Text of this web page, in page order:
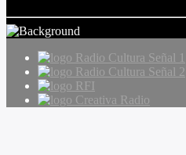
Radio Cultura Señal 1
Radio Cultura Señal 2
RFI
Creativa Radio